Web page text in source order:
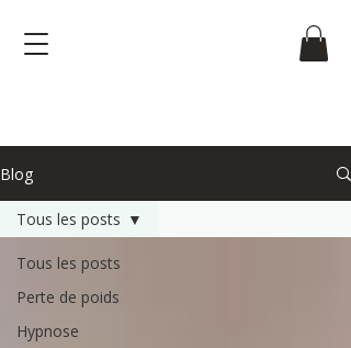
Blog
Tous les posts
Perte de poids
Hypnose
Tous les posts